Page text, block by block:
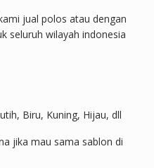
jual polos atau dengan
seluruh wilayah indonesia
Biru, Kuning, Hijau, dll
jika mau sama sablon di